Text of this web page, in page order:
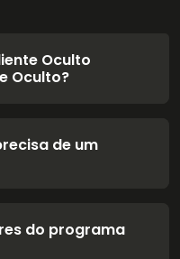
Oculto
Oculto?
de um
do programa